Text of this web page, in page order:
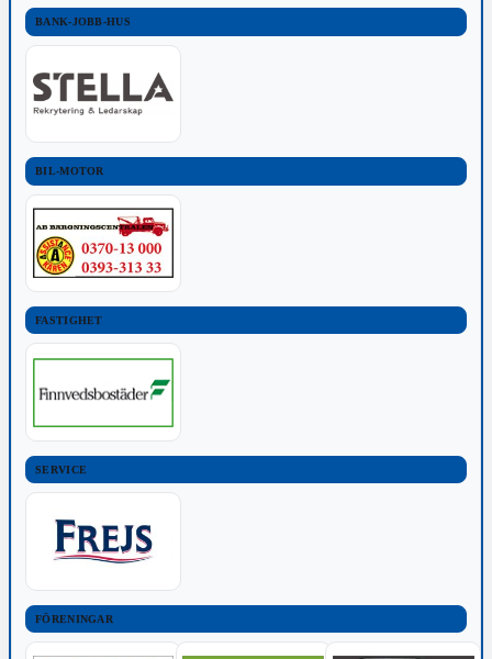
BANK-JOBB-HUS
BIL-MOTOR
FASTIGHET
SERVICE
FÖRENINGAR